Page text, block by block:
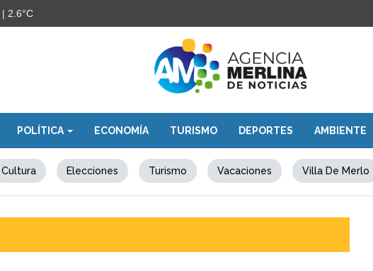
| 2.6°C
POLÍTICA ECONOMÍA TURISMO DEPORTES AMBIENTE
Cultura Elecciones Turismo Vacaciones Villa De Merlo